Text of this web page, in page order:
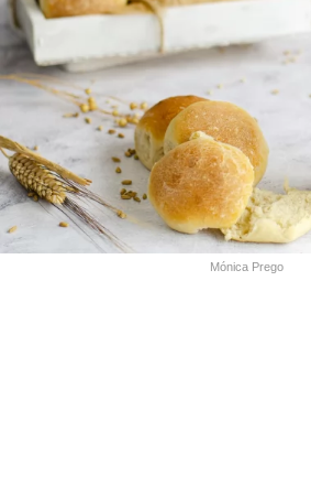
Mónica Prego